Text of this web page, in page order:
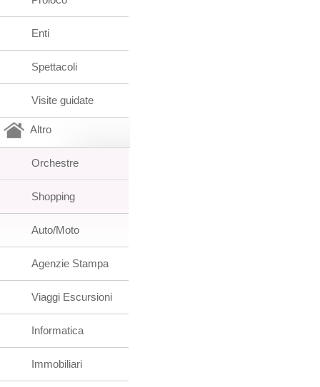
Enti
Spettacoli
Visite guidate
Altro
Orchestre
Shopping
Auto/Moto
Agenzie Stampa
Viaggi Escursioni
Informatica
Immobiliari